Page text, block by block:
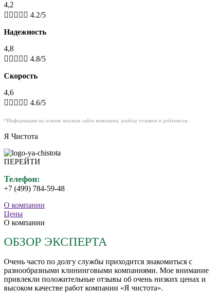
4,2
     4.2/5
Надежность
4,8
     4.8/5
Скорость
4,6
     4.6/5
*Информация на основе анализа сайта компании, разбор отзывов и рейтингов.
Я Чистота
ПЕРЕЙТИ
Телефон:
+7 (499) 784-59-48
О компании
Цены
О компании
ОБЗОР ЭКСПЕРТА
Очень часто по долгу службы приходится знакомиться с
разнообразными клининговыми компаниями. Мое внимание
привлекли положительные отзывы об очень низких ценах и
высоком качестве работ компании «Я чистота».